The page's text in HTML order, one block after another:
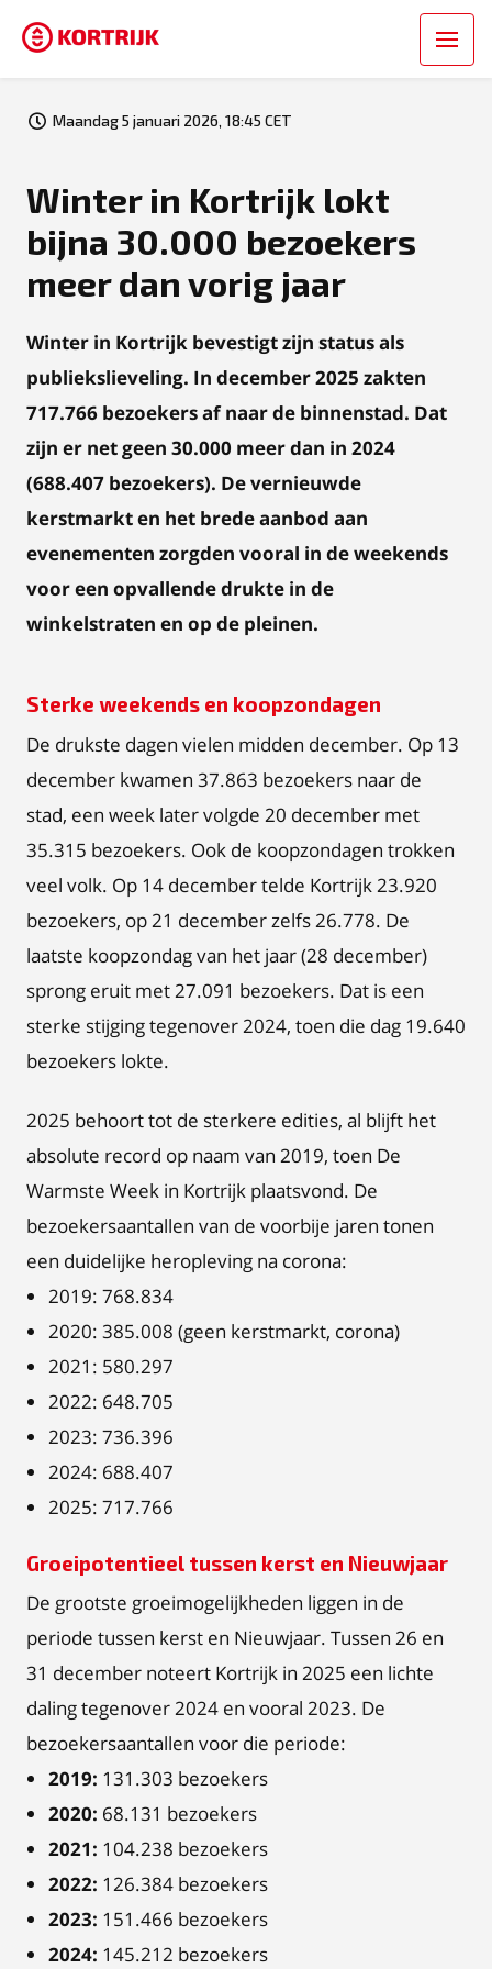
Maandag 5 januari 2026, 18:45 CET
Winter in Kortrijk lokt
bijna 30.000 bezoekers
meer dan vorig jaar
Winter in Kortrijk bevestigt zijn status als
publiekslieveling. In december 2025 zakten
717.766 bezoekers af naar de binnenstad. Dat
zijn er net geen 30.000 meer dan in 2024
(688.407 bezoekers). De vernieuwde
kerstmarkt en het brede aanbod aan
evenementen zorgden vooral in de weekends
voor een opvallende drukte in de
winkelstraten en op de pleinen.
Sterke weekends en koopzondagen
De drukste dagen vielen midden december. Op 13
december kwamen 37.863 bezoekers naar de
stad, een week later volgde 20 december met
35.315 bezoekers. Ook de koopzondagen trokken
veel volk. Op 14 december telde Kortrijk 23.920
bezoekers, op 21 december zelfs 26.778. De
laatste koopzondag van het jaar (28 december)
sprong eruit met 27.091 bezoekers. Dat is een
sterke stijging tegenover 2024, toen die dag 19.640
bezoekers lokte.
2025 behoort tot de sterkere edities, al blijft het
absolute record op naam van 2019, toen De
Warmste Week in Kortrijk plaatsvond. De
bezoekersaantallen van de voorbije jaren tonen
een duidelijke heropleving na corona:
2019: 768.834
2020: 385.008 (geen kerstmarkt, corona)
2021: 580.297
2022: 648.705
2023: 736.396
2024: 688.407
2025: 717.766
Groeipotentieel tussen kerst en Nieuwjaar
De grootste groeimogelijkheden liggen in de
periode tussen kerst en Nieuwjaar. Tussen 26 en
31 december noteert Kortrijk in 2025 een lichte
daling tegenover 2024 en vooral 2023. De
bezoekersaantallen voor die periode:
2019: 131.303 bezoekers
2020: 68.131 bezoekers
2021: 104.238 bezoekers
2022: 126.384 bezoekers
2023: 151.466 bezoekers
2024: 145.212 bezoekers